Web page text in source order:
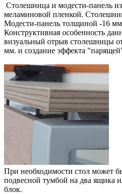
Столешница и модести-панель
меламиновой пленкой.
Модести-панель толщиной -16
Конструктивная особенность
визуальный отрыв столешницы
мм. и создание эффекта
При необходимости стол может
подвесной тумбой на два ящика
блок.